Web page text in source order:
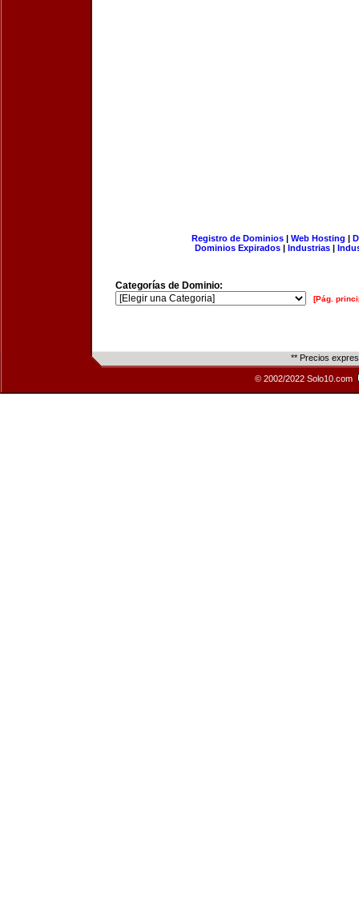
Registro de Dominios| Web Hosting |
Dominios Expirados | Industrias |
Categorías de Dominio:
[Pág.
** Precios
© 2002/2022 Solo10.com